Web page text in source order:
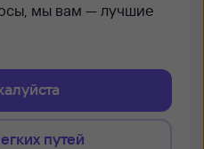
мы вам — лучшие
путей